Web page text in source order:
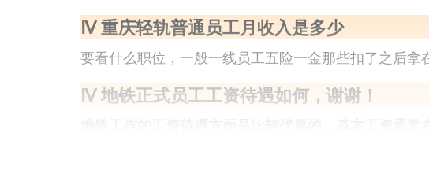
Ⅳ 重庆轻轨普通员工月收入是多少
要看什么职位，一般一线员工五险一金那些扣了之后拿
Ⅳ 地铁正式员工工资待遇如何，谢谢！
地铁工作的工资待遇方面是比较优厚的，基本工资通
遇在行业内的口碑较为良好，较为正规。其招聘通常